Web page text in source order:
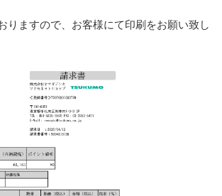
りますので、お客様にて印刷をお願い致し